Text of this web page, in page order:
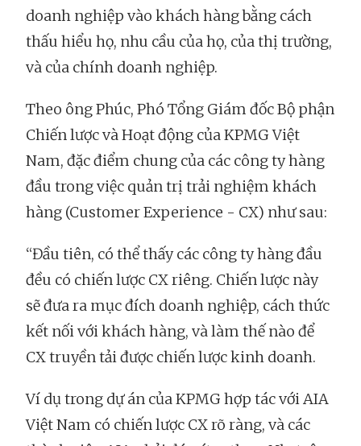
doanh nghiệp vào khách hàng bằng cách
thấu hiểu họ, nhu cầu của họ, của thị trường,
và của chính doanh nghiệp.
Theo ông Phúc, Phó Tổng Giám đốc Bộ phận
Chiến lược và Hoạt động của KPMG Việt
Nam, đặc điểm chung của các công ty hàng
đầu trong việc quản trị trải nghiệm khách
hàng (Customer Experience - CX) như sau:
“Đầu tiên, có thể thấy các công ty hàng đầu
đều có chiến lược CX riêng. Chiến lược này
sẽ đưa ra mục đích doanh nghiệp, cách thức
kết nối với khách hàng, và làm thế nào để
CX truyền tải được chiến lược kinh doanh.
Ví dụ trong dự án của KPMG hợp tác với AIA
Việt Nam có chiến lược CX rõ ràng, và các